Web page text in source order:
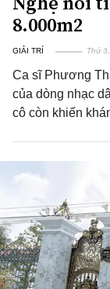
8.000m2
GIẢI TRÍ Thứ
Ca sĩ Phương
của dòng nhạc
cô còn khiến